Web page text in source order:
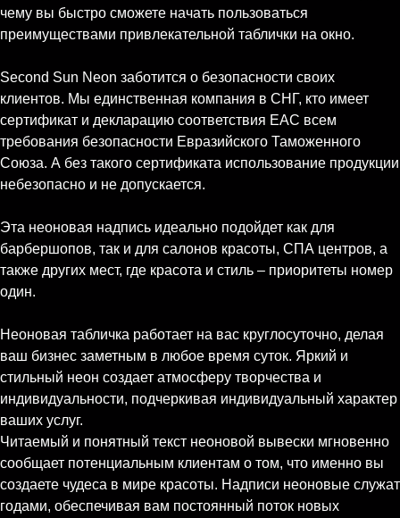
чему вы быстро сможете начать пользоваться
преимуществами привлекательной таблички на окно.
Second Sun Neon заботится о безопасности своих
клиентов. Мы единственная компания в СНГ, кто имеет
сертификат и декларацию соответствия ЕАС всем
требования безопасности Евразийского Таможенного
Союза. А без такого сертификата использование продукции
небезопасно и не допускается.
Эта неоновая надпись идеально подойдет как для
барбершопов, так и для салонов красоты, СПА центров, а
также других мест, где красота и стиль – приоритеты номер
один.
Неоновая табличка работает на вас круглосуточно, делая
ваш бизнес заметным в любое время суток. Яркий и
стильный неон создает атмосферу творчества и
индивидуальности, подчеркивая индивидуальный характер
ваших услуг.
Читаемый и понятный текст неоновой вывески мгновенно
сообщает потенциальным клиентам о том, что именно вы
создаете чудеса в мире красоты. Надписи неоновые служат
годами, обеспечивая вам постоянный поток новых